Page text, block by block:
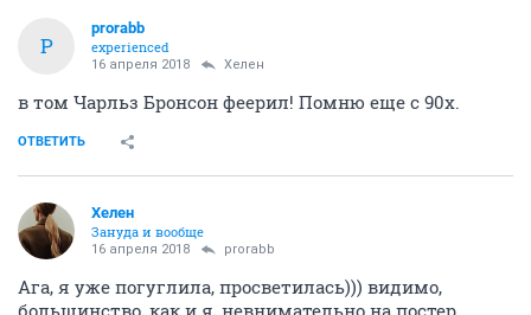
P
prorabb
experienced
16 апреля 2018 Хелен
в том Чарльз Бронсон феерил! Помню еще с 90х.
ОТВЕТИТЬ
Хелен
Зануда и вообще
16 апреля 2018 prorabb
Ага, я уже погуглила, просветилась))) видимо,
большинство, как и я, невнимательно на постер